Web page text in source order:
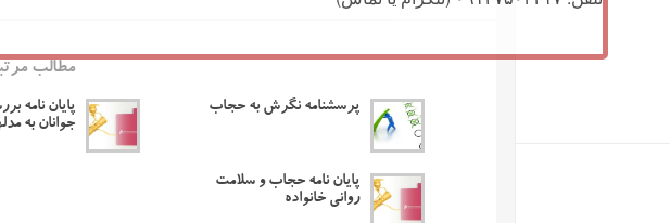
مطالب
پرسشنامه نگرش به حجاب
پایان نامه
جوانان به
پایان نامه حجاب و سلامت
روانی خانواده